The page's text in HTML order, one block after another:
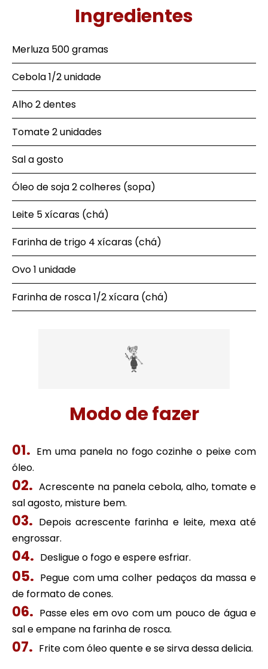
Ingredientes
Merluza 500 gramas
Cebola 1/2 unidade
Alho 2 dentes
Tomate 2 unidades
Sal a gosto
Óleo de soja 2 colheres (sopa)
Leite 5 xícaras (chá)
Farinha de trigo 4 xícaras (chá)
Ovo 1 unidade
Farinha de rosca 1/2 xícara (chá)
Modo de fazer
Em uma panela no fogo cozinhe o peixe com
óleo.
Acrescente na panela cebola, alho, tomate e
sal agosto, misture bem.
Depois acrescente farinha e leite, mexa até
engrossar.
Desligue o fogo e espere esfriar.
Pegue com uma colher pedaços da massa e
de formato de cones.
Passe eles em ovo com um pouco de água e
sal e empane na farinha de rosca.
Frite com óleo quente e se sirva dessa delicia.